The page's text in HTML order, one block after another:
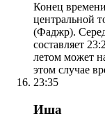
Конец
центральной
(Фаджр).
составляет
летом может
этом случае
23:35
Иша